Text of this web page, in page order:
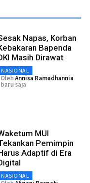
Napas, Korban
Bapenda
Masih Dirawat
NASIONAL
OlehAnnisa Ramadhannia
baru saja
MUI
Pemimpin
Adaptif di Era
NASIONAL